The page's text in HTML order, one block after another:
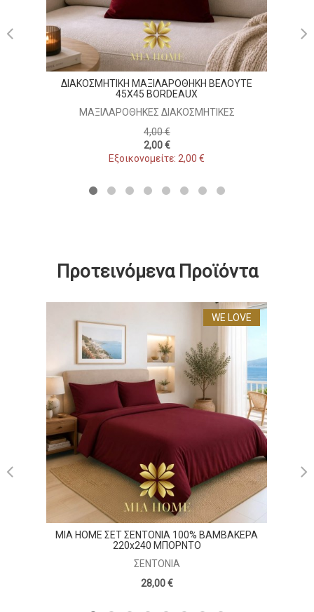
ΔΙΑΚΟΣΜΗΤΙΚΗ ΜΑΞΙΛΑΡΟΘΗΚΗ ΒΕΛΟΥΤΕ
45X45 BORDEAUX
ΜΑΞΙΛΑΡΟΘΉΚΕΣ ΔΙΑΚΟΣΜΗΤΙΚΈΣ
4,00 €
2,00 €
Εξοικονομείτε: 2,00 €
Προτεινόμενα Προϊόντα
WE LOVE
MIA HOME ΣΕΤ ΣΕΝΤΟΝΙΑ 100% ΒΑΜΒΑΚΕΡΑ
220x240 ΜΠΟΡΝΤΟ
ΣΕΝΤΌΝΙΑ
28,00 €